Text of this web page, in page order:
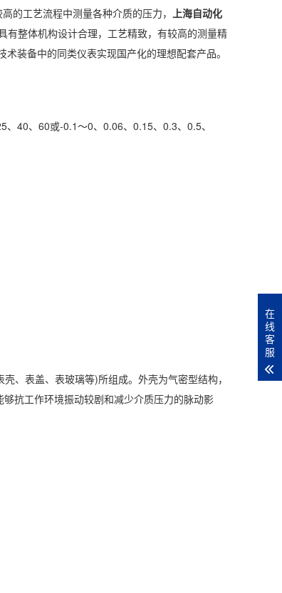
的工艺流程中测量各种介质的压力，
上海自动化
有整体机构设计合理，工艺精致，有较高的测量精
装备中的同类仪表实现国产化的理想配套产品。
40、60或-0.1～0、0.06、0.15、0.3、0.5、
、表盖、表玻璃等)所组成。外壳为气密型结构，
抗工作环境振动较剧和减少介质压力的脉动影
在
线
客
服